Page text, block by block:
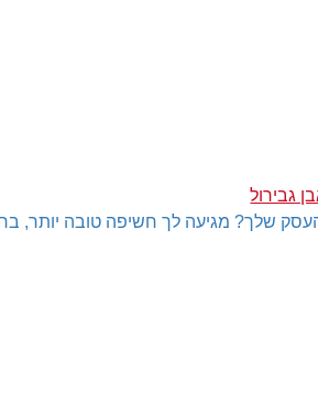
גבירול
שלך? מגיעה לך חשיפה טובה יותר,